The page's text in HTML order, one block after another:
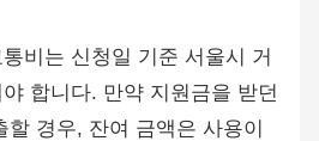
비는 신청일 기준 서울시 거
합니다. 만약 지원금을 받던
할 경우, 잔여 금액은 사용이